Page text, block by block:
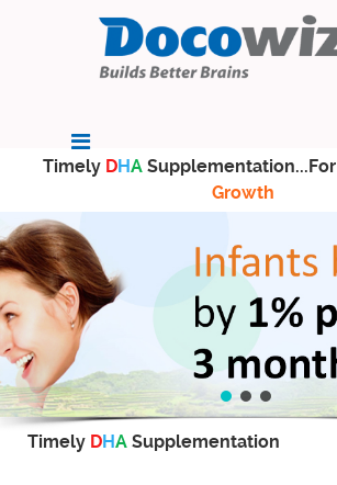
Timely DHA Supplementation...For
Growth
Timely DHA Supplementation